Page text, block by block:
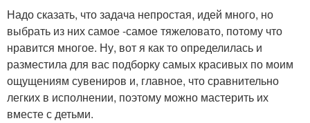
Надо сказать, что задача непростая, идей много, но
выбрать из них самое -самое тяжеловато, потому что
нравится многое. Ну, вот я как то определилась и
разместила для вас подборку самых красивых по моим
ощущениям сувениров и, главное, что сравнительно
легких в исполнении, поэтому можно мастерить их
вместе с детьми.